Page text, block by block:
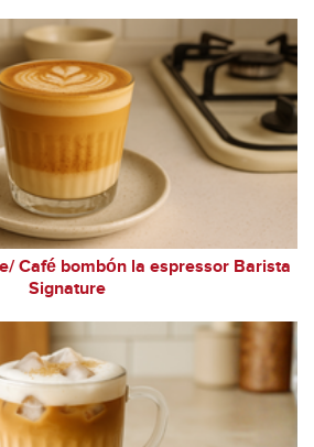
Café bombón la espressor Barista
Signature